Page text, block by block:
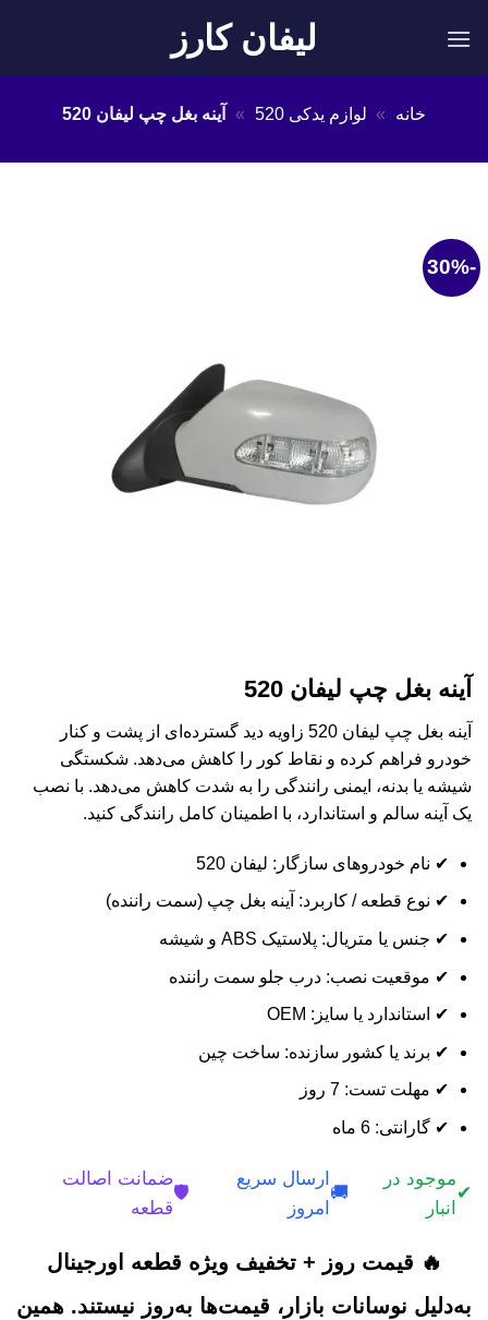
لیفان کارز
خانه » لوازم یدکی 520 » آینه بغل چپ لیفان 520
-30%
آینه بغل چپ لیفان 520
آینه بغل چپ لیفان 520 زاویه دید گسترده‌ای از پشت و کنار
خودرو فراهم کرده و نقاط کور را کاهش می‌دهد. شکستگی
شیشه یا بدنه، ایمنی رانندگی را به شدت کاهش می‌دهد. با نصب
یک آینه سالم و استاندارد، با اطمینان کامل رانندگی کنید.
✔ نام خودروهای سازگار: لیفان 520
✔ نوع قطعه / کاربرد: آینه بغل چپ (سمت راننده)
✔ جنس یا متریال: پلاستیک ABS و شیشه
✔ موقعیت نصب: درب جلو سمت راننده
✔ استاندارد یا سایز: OEM
✔ برند یا کشور سازنده: ساخت چین
✔ مهلت تست: 7 روز
✔ گارانتی: 6 ماه
✔
موجود در
انبار
🚚
ارسال سریع
امروز
🛡️
ضمانت اصالت
قطعه
🔥 قیمت روز + تخفیف ویژه قطعه اورجینال
به‌دلیل نوسانات بازار، قیمت‌ها به‌روز نیستند. همین